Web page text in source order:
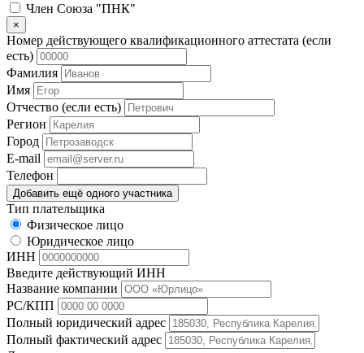
Член Союза "ПНК"
×
Номер действующего квалификационного аттестата (если
есть)
Фамилия
Имя
Отчество (если есть)
Регион
Город
E-mail
Телефон
Добавить ещё одного участника
Тип плательщика
Физическое лицо
Юридическое лицо
ИНН
Введите действующий ИНН
Название компании
РС/КПП
Полный юридический адрес
Полный фактический адрес